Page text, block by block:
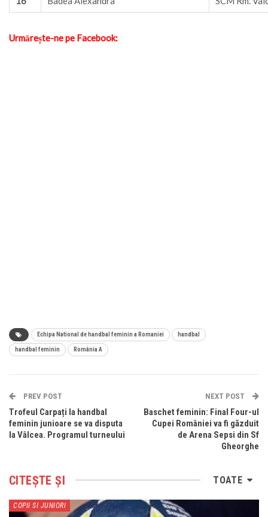
Urmărește-ne pe Facebook:
Echipa National de handbal feminin a Romaniei handbal
handbal feminin România A
PREV POST
Trofeul Carpați la handbal
feminin junioare se va disputa
la Vâlcea. Programul turneului
NEXT POST
Baschet feminin: Final Four-ul
Cupei României va fi găzduit
de Arena Sepsi din Sf
Gheorghe
TOATE
CITEȘTE ȘI
COPII SI JUNIORI